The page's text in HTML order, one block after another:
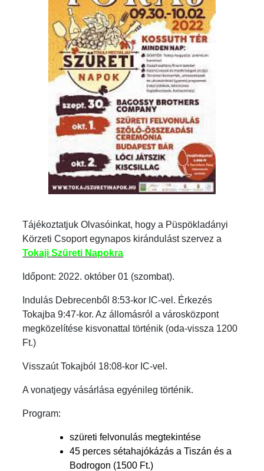
Tájékoztatjuk Olvasóinkat, hogy a Püspökladányi
Körzeti Csoport egynapos kirándulást szervez a
Tokaji Szüreti Napokra
Időpont: 2022. október 01 (szombat).
Indulás Debrecenből 8:53-kor IC-vel. Érkezés
Tokajba 9:47-kor. Az állomásról a városközpont
megközelítése kisvonattal történik (oda-vissza 1200
Ft.)
Visszaút Tokajból 18:08-kor IC-vel.
A vonatjegy vásárlása egyénileg történik.
Program:
szüreti felvonulás megtekintése
45 perces sétahajókázás a Tiszán és a
Bodrogon (1500 Ft.)